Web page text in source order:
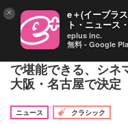
『ジュラシック・
で堪能できる、シネ
大阪・名古屋で決
ニュース
クラシック
× e＋(イープラ
ト・ニュース
eplus inc.
無料 - Google